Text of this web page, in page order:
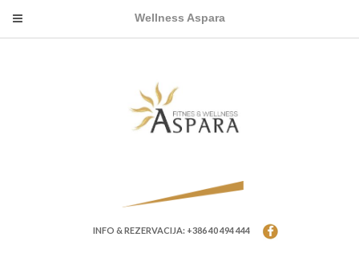
Wellness Aspara
INFO & REZERVACIJA: +386 40 494 444